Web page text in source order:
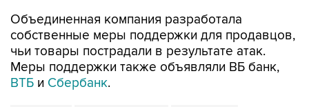
Объединенная компания разработала
собственные меры поддержки для продавцов,
чьи товары пострадали в результате атак.
Меры поддержки также объявляли ВБ банк,
ВТБ и Сбербанк.